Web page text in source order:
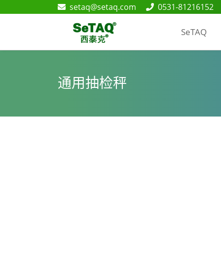
setaq@setaq.com 0531-81216152
SeTAQ
通用抽检秤